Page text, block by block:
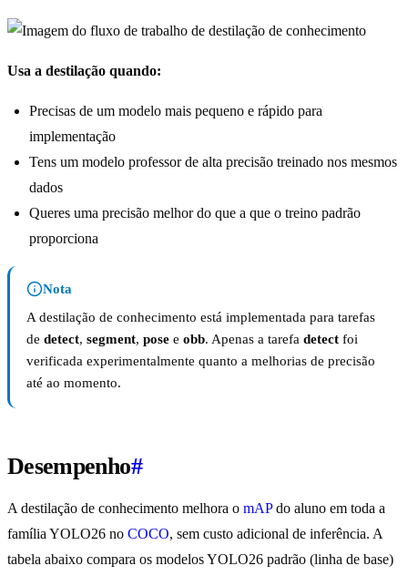
Usa a destilação quando:
Precisas de um modelo mais pequeno e rápido para
implementação
Tens um modelo professor de alta precisão treinado nos mesmos
dados
Queres uma precisão melhor do que a que o treino padrão
proporciona
Nota
A destilação de conhecimento está implementada para tarefas
de detect, segment, pose e obb. Apenas a tarefa detect foi
verificada experimentalmente quanto a melhorias de precisão
até ao momento.
Desempenho#
A destilação de conhecimento melhora o mAPdo aluno em toda a
família YOLO26 no COCO, sem custo adicional de inferência. A
tabela abaixo compara os modelos YOLO26 padrão (linha de base)